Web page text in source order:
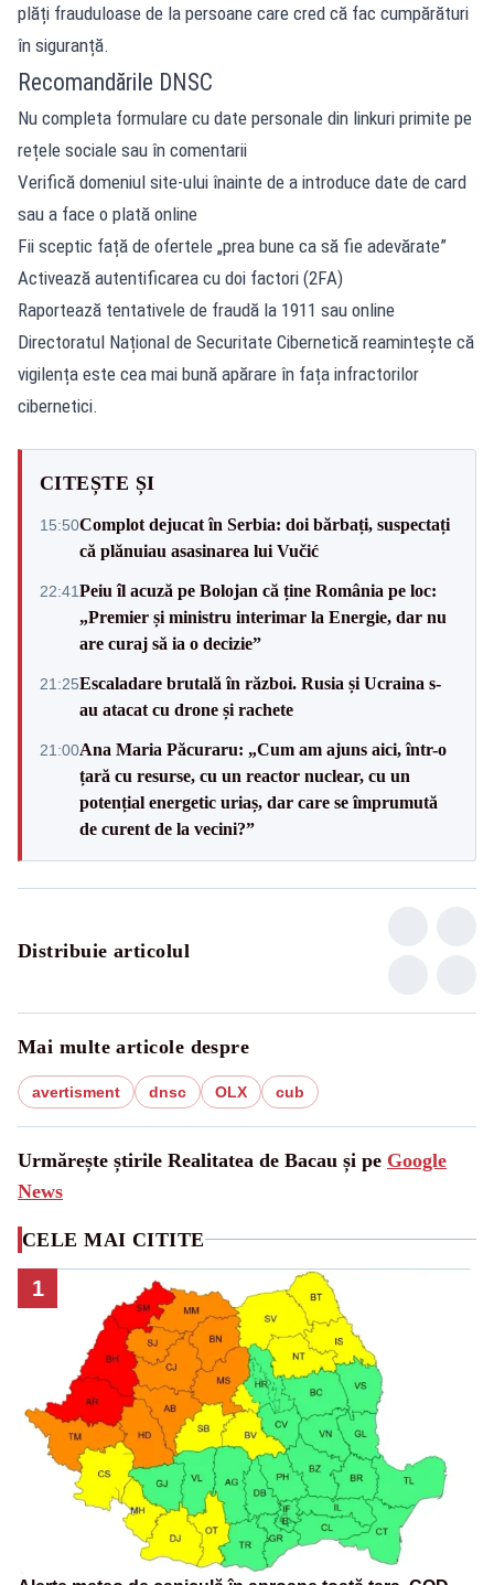
plăți frauduloase de la persoane care cred că fac cumpărături
în siguranță.
Recomandările DNSC
Nu completa formulare cu date personale din linkuri primite pe
rețele sociale sau în comentarii
Verifică domeniul site-ului înainte de a introduce date de card
sau a face o plată online
Fii sceptic față de ofertele „prea bune ca să fie adevărate”
Activează autentificarea cu doi factori (2FA)
Raportează tentativele de fraudă la 1911 sau online
Directoratul Național de Securitate Cibernetică reamintește că
vigilența este cea mai bună apărare în fața infractorilor
cibernetici.
CITEȘTE ȘI
15:50Complot dejucat în Serbia: doi bărbați, suspectați
că plănuiau asasinarea lui Vučić
22:41Peiu îl acuză pe Bolojan că ține România pe loc:
„Premier și ministru interimar la Energie, dar nu
are curaj să ia o decizie”
21:25Escaladare brutală în război. Rusia și Ucraina s-
au atacat cu drone și rachete
21:00Ana Maria Păcuraru: „Cum am ajuns aici, într-o
țară cu resurse, cu un reactor nuclear, cu un
potențial energetic uriaș, dar care se împrumută
de curent de la vecini?”
Distribuie articolul
Mai multe articole despre
avertisment dnsc OLX cub
Urmărește știrile Realitatea de Bacau și pe Google
News
CELE MAI CITITE
1